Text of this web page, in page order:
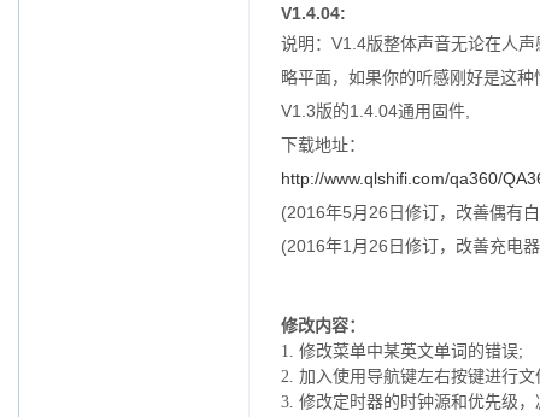
V1.4.04:
说明：V1.4版整体声音无论在人
略平面，如果你的听感刚好是这
V1.3版的1.4.04通用固件,
下载地址：
http://www.qlshifi.com/qa360/
(2016年5月26日修订，改善偶有
(2016年1月26日修订，改善充电
修改内容：
1. 修改菜单中某英文单词的错误;
2. 加入使用导航键左右按键进行
3. 修改定时器的时钟源和优先级